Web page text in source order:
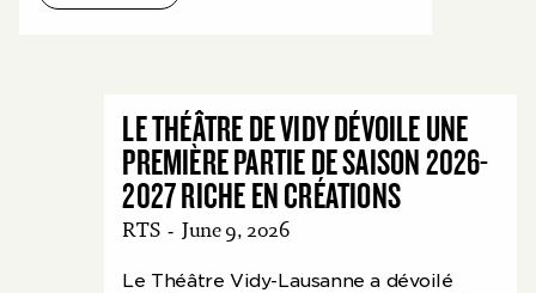
LE THÉÂTRE DE VIDY DÉVOILE UNE
PREMIÈRE PARTIE DE SAISON 2026-
2027 RICHE EN CRÉATIONS
RTS - June 9, 2026
Le Théâtre Vidy-Lausanne a dévoilé